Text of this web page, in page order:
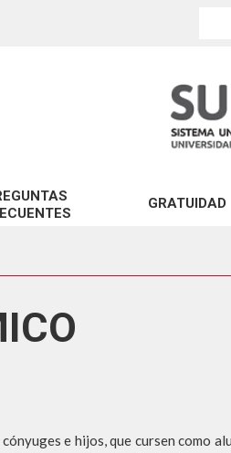
Y CRÉDITOS
GESTIÓN FINANCIERA
GRATUIDAD
e hijos, que cursen como